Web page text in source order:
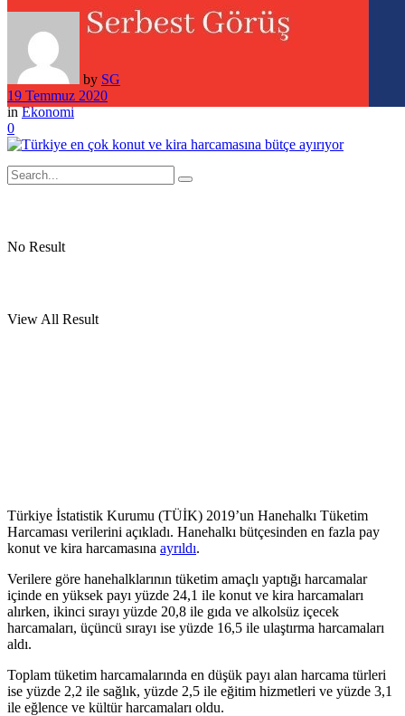
No Result
View All Result
by SG
19 Temmuz 2020
in Ekonomi
0
Türkiye İstatistik Kurumu (TÜİK) 2019’un Hanehalkı Tüketim
Harcaması verilerini açıkladı. Hanehalkı bütçesinden en fazla pay
konut ve kira harcamasına ayrıldı.
Verilere göre hanehalklarının tüketim amaçlı yaptığı harcamalar
içinde en yüksek payı yüzde 24,1 ile konut ve kira harcamaları
alırken, ikinci sırayı yüzde 20,8 ile gıda ve alkolsüz içecek
harcamaları, üçüncü sırayı ise yüzde 16,5 ile ulaştırma harcamaları
aldı.
Toplam tüketim harcamalarında en düşük payı alan harcama türleri
ise yüzde 2,2 ile sağlık, yüzde 2,5 ile eğitim hizmetleri ve yüzde 3,1
ile eğlence ve kültür harcamaları oldu.